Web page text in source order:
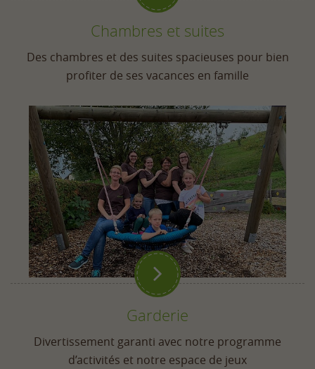
Chambres et suites
Des chambres et des suites spacieuses pour bien
profiter de ses vacances en famille

Garderie
Divertissement garanti avec notre programme
d’activités et notre espace de jeux